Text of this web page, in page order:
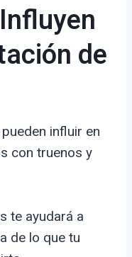
de
influir en
con truenos y
te ayudará a
de lo que tu